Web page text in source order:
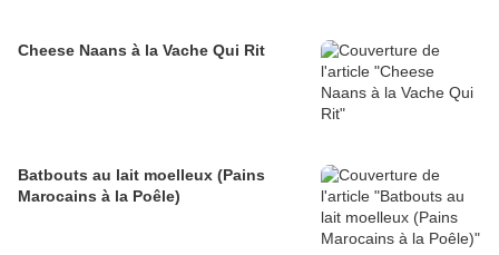
Cheese Naans à la Vache Qui Rit
Batbouts au lait moelleux (Pains
Marocains à la Poêle)